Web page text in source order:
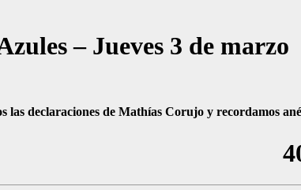
– Jueves 3 de marzo
las declaraciones de Mathías Corujo y recordamos